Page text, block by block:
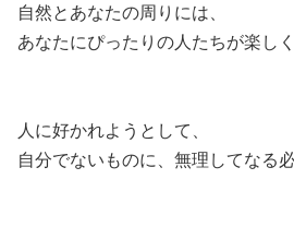
自然とあなたの周りには、
あなたにぴったりの人たちが楽し
人に好かれようとして、
自分でないものに、無理してなる